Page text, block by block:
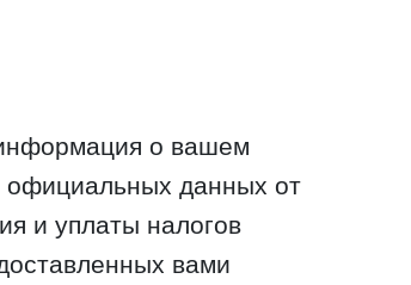
о вашем
официальных данных от
и уплаты налогов
вами